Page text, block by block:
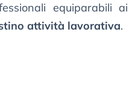
equiparabili ai
attività lavorativa.